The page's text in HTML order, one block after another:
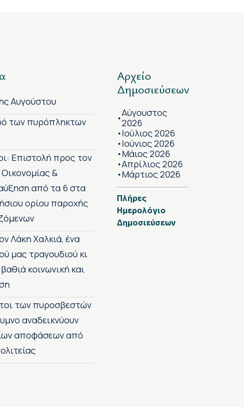
Αυγούστου
των πυρόπληκτων
Επιστολή προς τον
&
από τα 6 στα
ορίου παροχής
Λάκη Χαλκιά, ένα
μας τραγουδιού κι
κοινωνική και
των πυροσβεστών
αναδεικνύουν
αποφάσεων από
Αρχείο
Δημοσιεύσεων
•Αύγουστος
2026
•Ιούλιος 2026
•Ιούνιος 2026
•Μάιος 2026
•Απρίλιος 2026
•Μάρτιος 2026
Πλήρες
Ημερολόγιο
Δημοσιεύσεων